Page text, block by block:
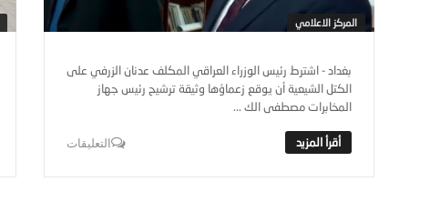
المركز الاعلامي
بغداد - اشترط رئيس الوزراء العراقي المكلف عدنان الزرفي على
الكتل الشيعية أن يوقع زعماؤها وثيقة ترشيح رئيس جهاز
المخابرات مصطفى الك ...
التعليقات